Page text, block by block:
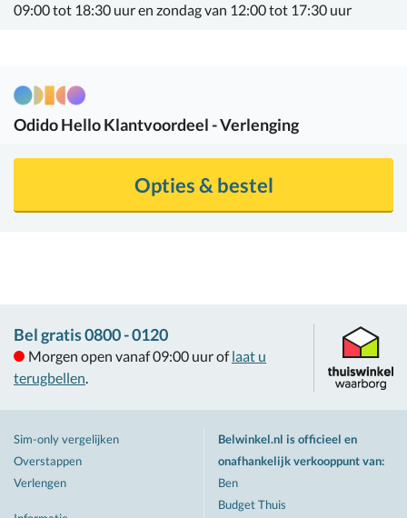
09:00 tot 18:30 uur en zondag van 12:00 tot 17:30 uur
OdidoHello Klantvoordeel - Verlenging
Opties & bestel
Bel gratis 0800 - 0120
Morgen open vanaf 09:00 uur of laat u
terugbellen.
Sim-only vergelijken
Overstappen
Verlengen
Belwinkel.nl is officieel en
onafhankelijk verkooppunt van:
Ben
Budget Thuis